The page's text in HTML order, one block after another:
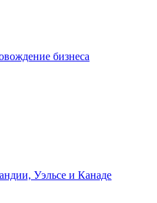
бизнеса
Уэльсе и Канаде